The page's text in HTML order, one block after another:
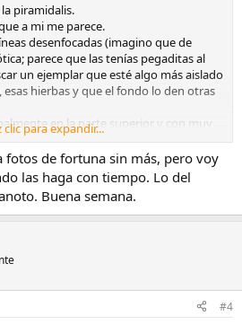
piramidalis.
a mi me parece.
desenfocadas (imagino que de
parece que las tenías pegaditas al
un ejemplar que esté algo más aislado
hierbas y que el fondo lo den otras
en la parte superior y con muy
flores aún no abiertas; personalmente
de las flores de la parte central para
tiene la opcicón de apilado de foco; si no
vez... veras que a algunas fotos les
o al menos muy al límite... las
es bueno sombrearlas con un
clic para expandir...
fotos de fortuna sin más, pero voy
las haga con tiempo. Lo del
Buena semana.
#4